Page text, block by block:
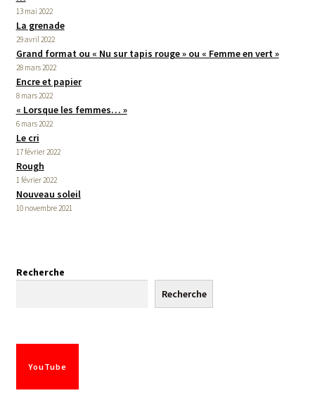
13 mai 2022
La grenade
29 avril 2022
Grand format ou « Nu sur tapis rouge » ou « Femme en vert »
28 mars 2022
Encre et papier
8 mars 2022
« Lorsque les femmes… »
6 mars 2022
Le cri
17 février 2022
Rough
1 février 2022
Nouveau soleil
10 novembre 2021
Recherche
Recherche
YouTube